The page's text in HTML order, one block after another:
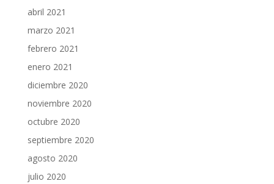
abril 2021
marzo 2021
febrero 2021
enero 2021
diciembre 2020
noviembre 2020
octubre 2020
septiembre 2020
agosto 2020
julio 2020